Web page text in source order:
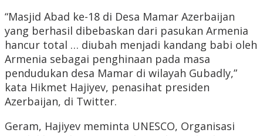
“Masjid Abad ke-18 di Desa Mamar Azerbaijan
yang berhasil dibebaskan dari pasukan Armenia
hancur total … diubah menjadi kandang babi oleh
Armenia sebagai penghinaan pada masa
pendudukan desa Mamar di wilayah Gubadly,”
kata Hikmet Hajiyev, penasihat presiden
Azerbaijan, di Twitter.
Geram, Hajiyev meminta UNESCO, Organisasi